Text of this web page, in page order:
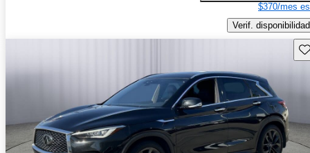
$370/mes
Verif. disponibilidad